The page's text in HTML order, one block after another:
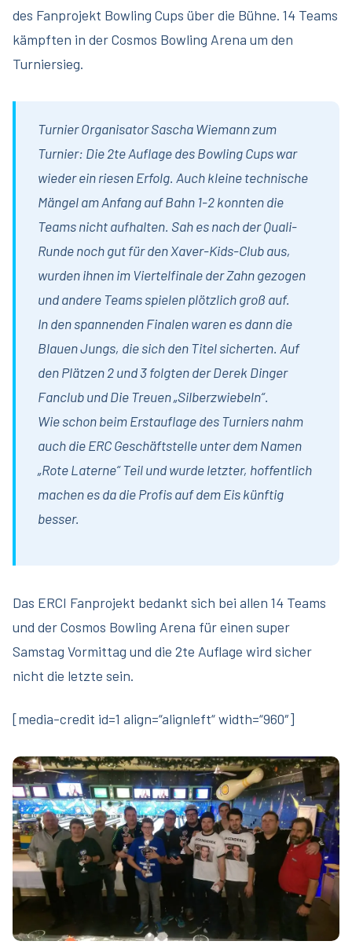
des Fanprojekt Bowling Cups über die Bühne. 14 Teams
kämpften in der Cosmos Bowling Arena um den
Turniersieg.
Turnier Organisator Sascha Wiemann zum
Turnier: Die 2te Auflage des Bowling Cups war
wieder ein riesen Erfolg. Auch kleine technische
Mängel am Anfang auf Bahn 1-2 konnten die
Teams nicht aufhalten. Sah es nach der Quali-
Runde noch gut für den Xaver-Kids-Club aus,
wurden ihnen im Viertelfinale der Zahn gezogen
und andere Teams spielen plötzlich groß auf.
In den spannenden Finalen waren es dann die
Blauen Jungs, die sich den Titel sicherten. Auf
den Plätzen 2 und 3 folgten der Derek Dinger
Fanclub und Die Treuen „Silberzwiebeln“.
Wie schon beim Erstauflage des Turniers nahm
auch die ERC Geschäftstelle unter dem Namen
„Rote Laterne“ Teil und wurde letzter, hoffentlich
machen es da die Profis auf dem Eis künftig
besser.
Das ERCI Fanprojekt bedankt sich bei allen 14 Teams
und der Cosmos Bowling Arena für einen super
Samstag Vormittag und die 2te Auflage wird sicher
nicht die letzte sein.
[media-credit id=1 align=“alignleft“ width=“960″]